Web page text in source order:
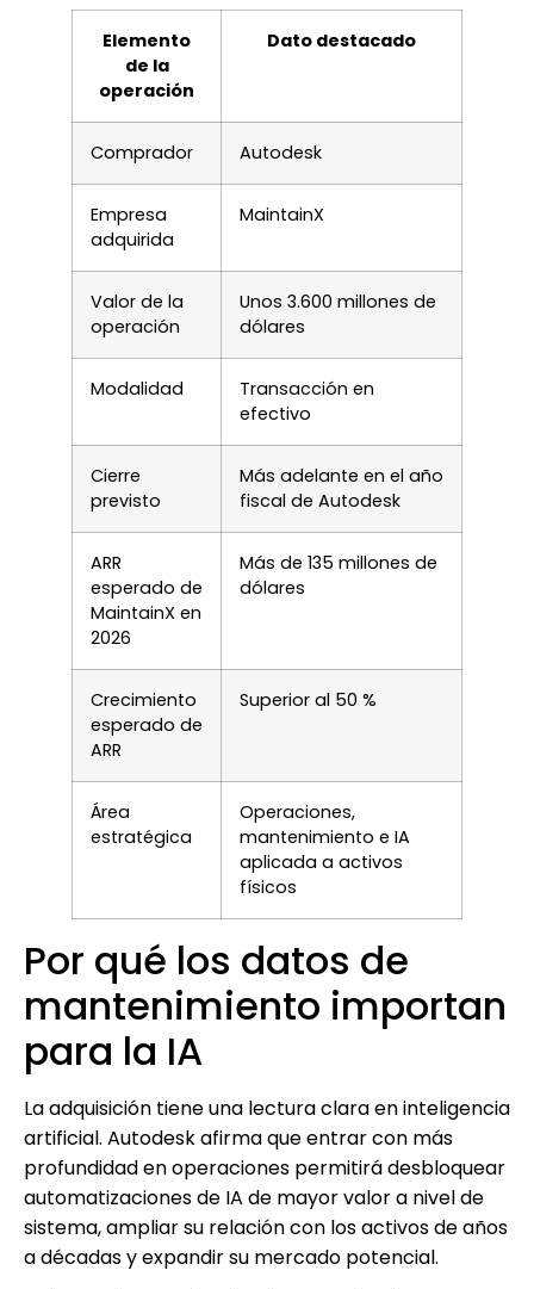
Elemento
de la
operación
Dato destacado
Comprador Autodesk
Empresa
adquirida
MaintainX
Valor de la
operación
Unos 3.600 millones de
dólares
Modalidad
Transacción en
efectivo
Cierre
previsto
Más adelante en el año
fiscal de Autodesk
ARR
esperado de
MaintainX en
2026
Más de 135 millones de
dólares
Crecimiento
esperado de
ARR
Superior al 50 %
Área
estratégica
Operaciones,
mantenimiento e IA
aplicada a activos
físicos
Por qué los datos de
mantenimiento importan
para la IA
La adquisición tiene una lectura clara en inteligencia
artificial. Autodesk afirma que entrar con más
profundidad en operaciones permitirá desbloquear
automatizaciones de IA de mayor valor a nivel de
sistema, ampliar su relación con los activos de años
a décadas y expandir su mercado potencial.